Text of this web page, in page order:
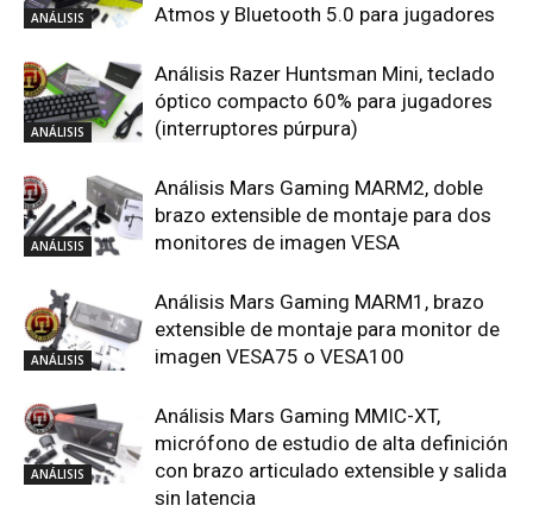
ANÁLISIS
Atmos y Bluetooth 5.0 para jugadores
ANÁLISIS
Análisis Razer Huntsman Mini, teclado
óptico compacto 60% para jugadores
(interruptores púrpura)
ANÁLISIS
Análisis Mars Gaming MARM2, doble
brazo extensible de montaje para dos
monitores de imagen VESA
ANÁLISIS
Análisis Mars Gaming MARM1, brazo
extensible de montaje para monitor de
imagen VESA75 o VESA100
ANÁLISIS
Análisis Mars Gaming MMIC-XT,
micrófono de estudio de alta definición
con brazo articulado extensible y salida
sin latencia